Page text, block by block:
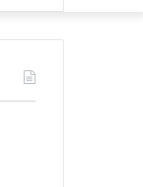
for
skin